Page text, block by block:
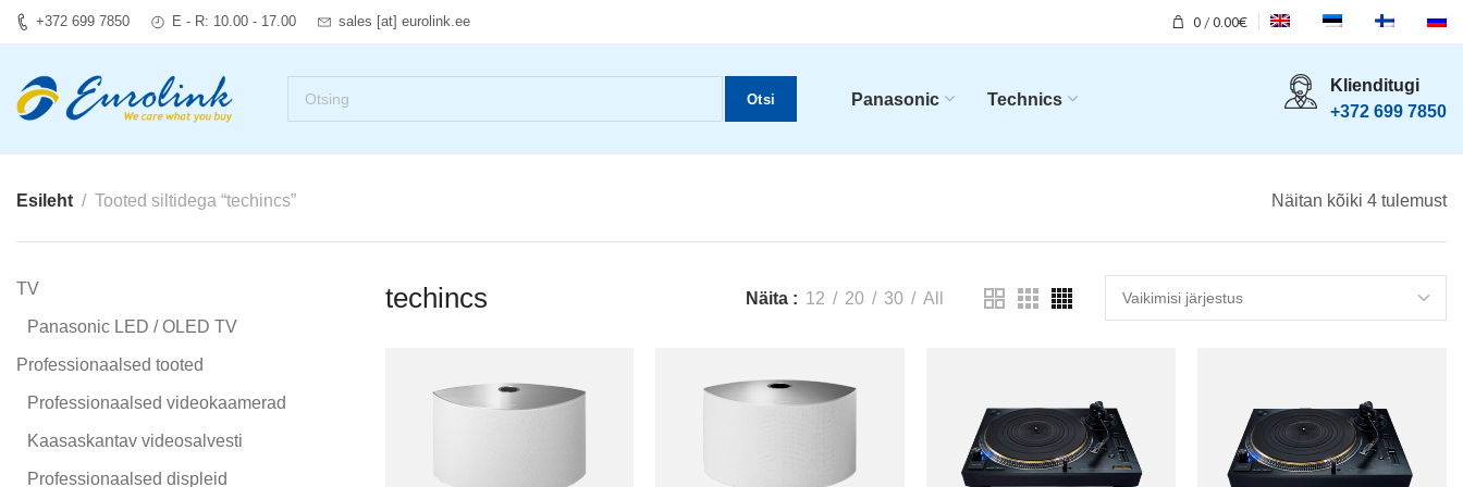
+372 699 7850 E - R: 10.00 - 17.00 sales [at] eurolink.ee 0 / 0.00€
Otsi Panasonic Technics
Klienditugi
+372 699 7850
Esileht Tooted siltidega “techincs” Näitan kõiki 4 tulemust
TV
Panasonic LED / OLED TV
Professionaalsed tooted
Professionaalsed videokaamerad
Kaasaskantav videosalvesti
Professionaalsed displeid
techincs Näita 12 20 30 All